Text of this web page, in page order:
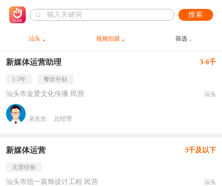
搜索
汕头 视频拍摄 筛选
新媒体运营助理 3-6千
1-3年 餐饮补贴
汕头市金爱文化传播 民营 汕头
吴先生 总经理
新媒体运营 3千及以下
无需经验
汕头市信一装饰设计工程 民营 汕头